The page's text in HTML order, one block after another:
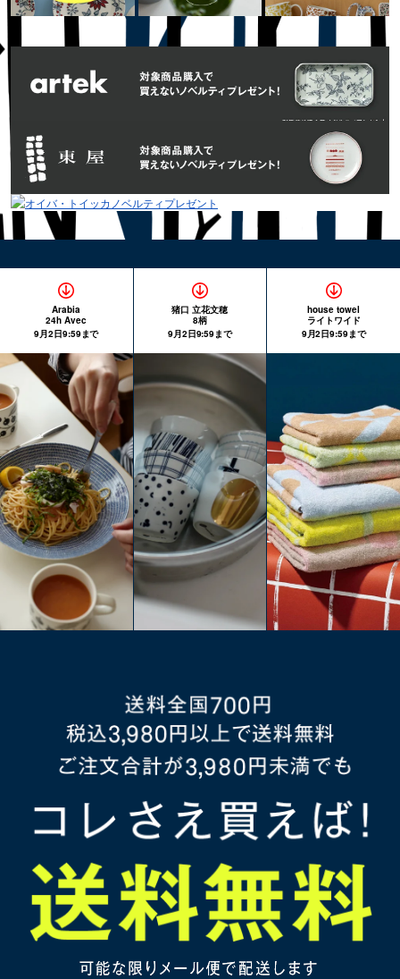
Arabia
24h Avec
9月2日9:59まで
猪口 立花文穂
8柄
9月2日9:59まで
house towel
ライトワイド
9月2日9:59まで